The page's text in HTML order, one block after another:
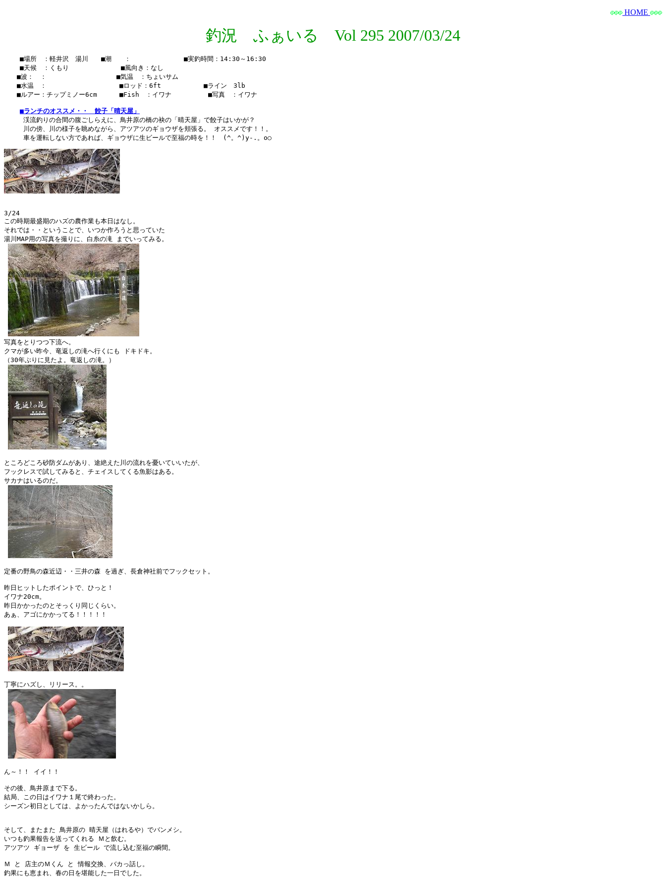
HOME
釣況 ふぁいる Vol 295 2007/03/24
    ■場所　：軽井沢　湯川　　■潮　　：　　  　　　　　■実釣時間：14:30～16:30
    ■天候　：くもり　　 　    　　■風向き：なし
■波：　：　　　　　　　　   　■気温　：ちょいサム
■水温　：    　　　　　  　 　■ロッド：6ft 　　　　　　■ライン　3lb
■ルアー：チップミノー6cm　    ■Fish　：イワナ      　　■写真　：イワナ
■ランチのオススメ・・　餃子「晴天屋」
渓流釣りの合間の腹ごしらえに、鳥井原の橋の袂の「晴天屋」で餃子はいかが？
川の傍、川の様子を眺めながら、アツアツのギョウザを頬張る。 オススメです！！。
3/24
この時期最盛期のハズの農作業も本日はなし。
それでは・・ということで、いつか作ろうと思っていた
湯川MAP用の写真を撮りに、白糸の滝 までいってみる。
写真をとりつつ下流へ。
クマが多い昨今、竜返しの滝へ行くにも ドキドキ。
（30年ぶりに見たよ。竜返しの滝。）
ところどころ砂防ダムがあり、途絶えた川の流れを憂いていいたが、
フックレスで試してみると、チェイスしてくる魚影はある。
サカナはいるのだ。
定番の野鳥の森近辺・・三井の森 を過ぎ、長倉神社前でフックセット。
昨日ヒットしたポイントで、ひっと！
イワナ20cm。
昨日かかったのとそっくり同じくらい。
あぁ、アゴにかかってる！！！！！
丁寧にハズし、リリース。。
ん～！！ イイ！！
その後、鳥井原まで下る。
結局、この日はイワナ１尾で終わった。
シーズン初日としては、よかったんではないかしら。
そして、またまた 鳥井原の 晴天屋（はれるや）でバンメシ。
いつも釣果報告を送ってくれる Ｍと飲む。
アツアツ ギョーザ を 生ビール で流し込む至福の瞬間。
Ｍ と 店主のＭくん と 情報交換、バカっ話し。
釣果にも恵まれ、春の日を堪能した一日でした。